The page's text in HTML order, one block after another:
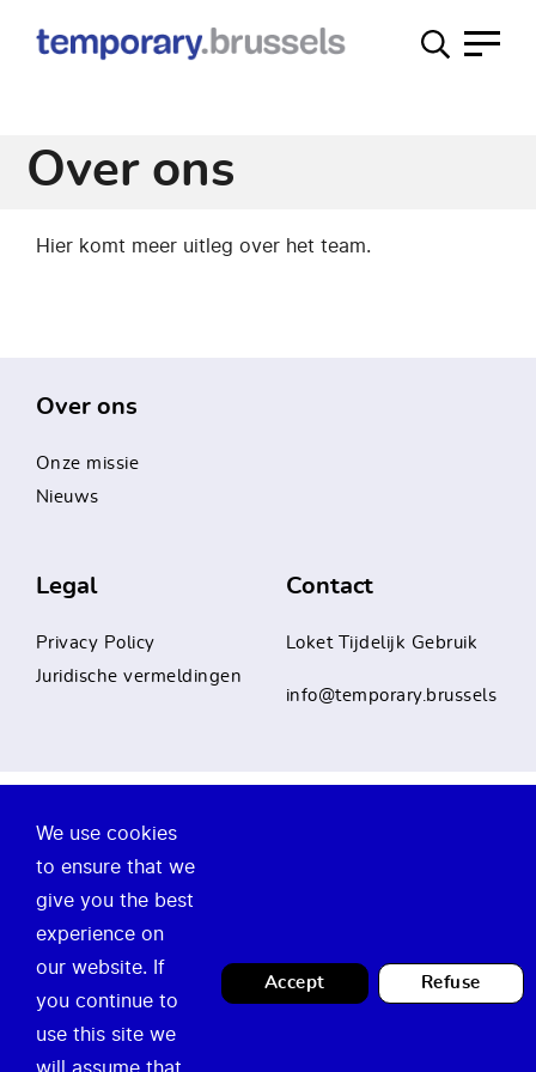
Over ons
Hier komt meer uitleg over het team.
Over ons
Onze missie
Nieuws
Legal
Privacy Policy
Juridische vermeldingen
Contact
Loket Tijdelijk Gebruik
info@temporary.brussels
We use cookies
to ensure that we
give you the best
experience on
our website. If
you continue to
use this site we
will assume that
Accept Refuse